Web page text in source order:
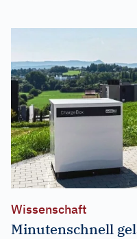
Wissenschaft
Minutenschnell